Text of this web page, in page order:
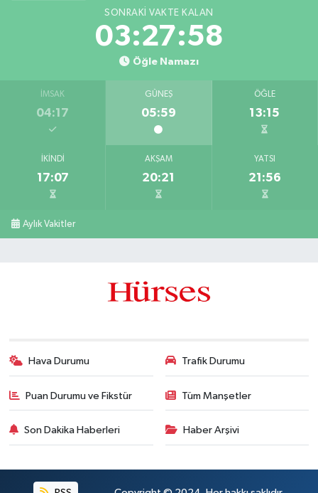
SONRAKI VAKTE KALAN
03:27:57
Öğle Namazı
İMSAK
04:17
GÜNEŞ
05:59
ÖĞLE
13:15
İKINDI
17:07
AKŞAM
20:21
YATSI
21:56
Aylık Vakitler
Hava Durumu Trafik Durumu
Puan Durumu ve Fikstür Tüm Manşetler
Son Dakika Haberleri Haber Arşivi